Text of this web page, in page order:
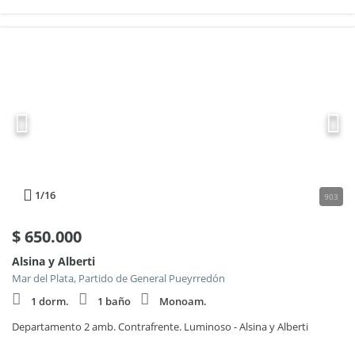
1/16 903
$650.000
Alsina y Alberti
Mar del Plata, Partido de General Pueyrredón
1 dorm.
1 baño
Monoam.
Departamento 2 amb. Contrafrente. Luminoso - Alsina y Alberti